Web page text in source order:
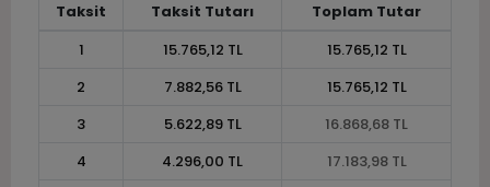
Taksit Taksit Tutarı
Toplam Tutar
1
15.765,12 TL
15.765,12 TL
2
7.882,56 TL
15.765,12 TL
3
5.622,89 TL
16.868,68 TL
4
4.296,00 TL
17.183,98 TL